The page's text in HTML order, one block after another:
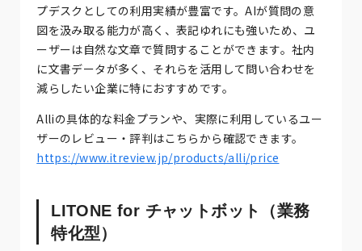
プデスクとしての利用実績が豊富です。AIが質問の意
図を汲み取る能力が高く、表記ゆれにも強いため、ユ
ーザーは自然な文章で質問することができます。社内
に文書データが多く、それらを活用して問い合わせを
減らしたい企業に特におすすめです。
Alliの具体的な料金プランや、実際に利用しているユー
ザーのレビュー・評判はこちらから確認できます。
https://www.itreview.jp/products/alli/price
LITONE for チャットボット（業務
特化型）